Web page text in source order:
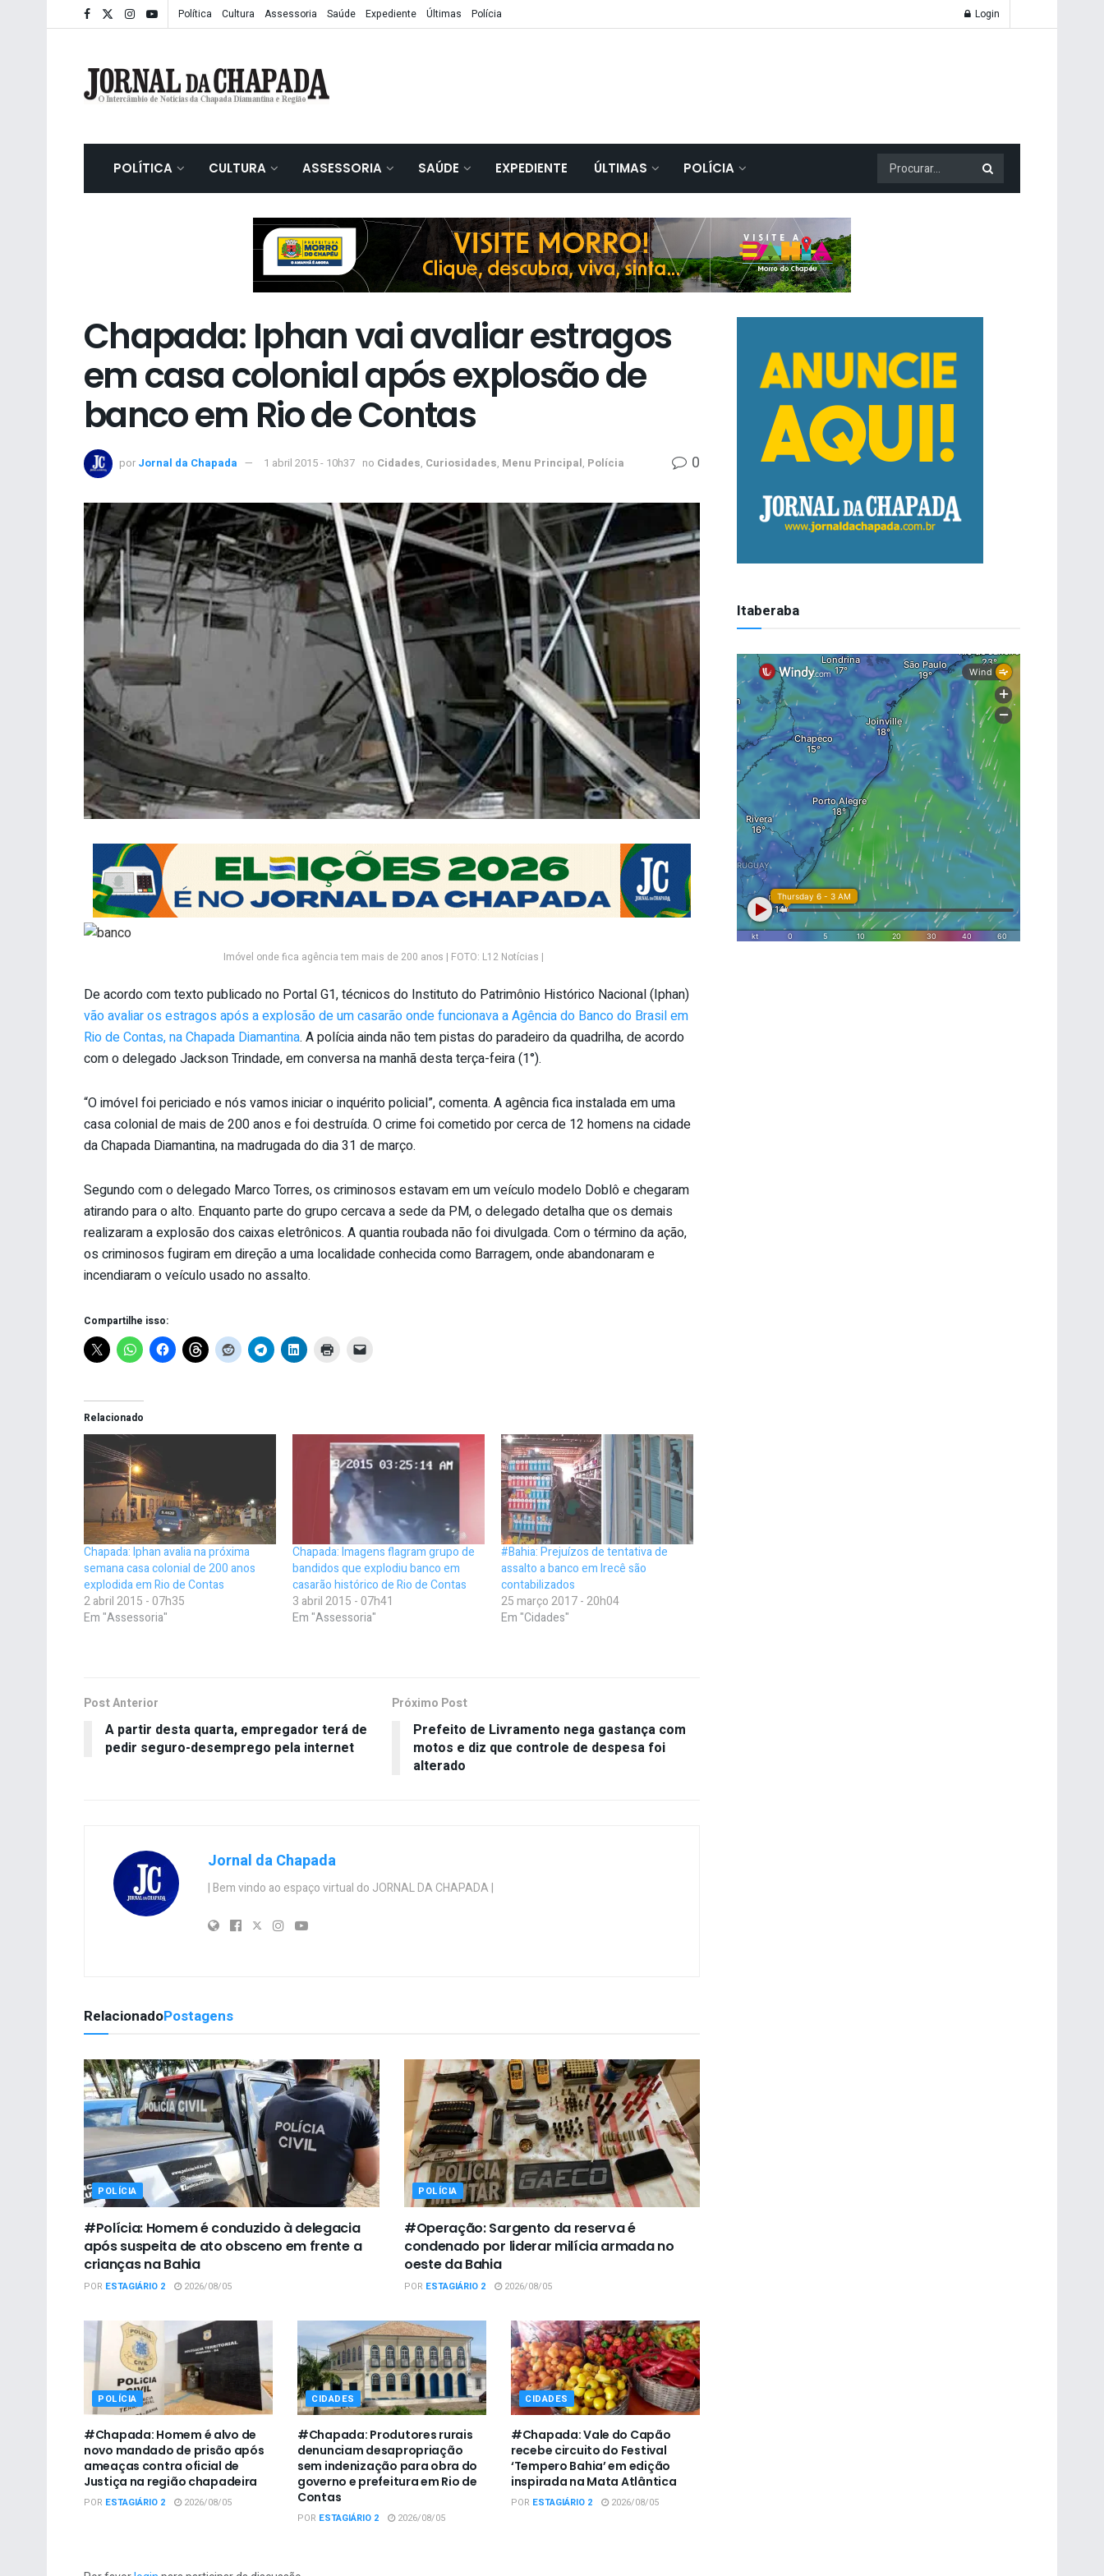
Política Cultura Assessoria Saúde Expediente Últimas Polícia Login
POLÍTICA CULTURA ASSESSORIA SAÚDE EXPEDIENTE ÚLTIMAS POLÍCIA
Chapada: Iphan vai avaliar estragos
em casa colonial após explosão de
banco em Rio de Contas
por Jornal da Chapada 1 abril 2015 - 10h37 no Cidades, Curiosidades, Menu Principal, Polícia 0
Imóvel onde fica agência tem mais de 200 anos | FOTO: L12 Notícias |
De acordo com texto publicado no Portal G1, técnicos do Instituto do Patrimônio Histórico Nacional (Iphan)
vão avaliar os estragos após a explosão de um casarão onde funcionava a Agência do Banco do Brasil em
Rio de Contas, na Chapada Diamantina. A polícia ainda não tem pistas do paradeiro da quadrilha, de acordo
com o delegado Jackson Trindade, em conversa na manhã desta terça-feira (1°).
“O imóvel foi periciado e nós vamos iniciar o inquérito policial”, comenta. A agência fica instalada em uma
casa colonial de mais de 200 anos e foi destruída. O crime foi cometido por cerca de 12 homens na cidade
da Chapada Diamantina, na madrugada do dia 31 de março.
Segundo com o delegado Marco Torres, os criminosos estavam em um veículo modelo Doblô e chegaram
atirando para o alto. Enquanto parte do grupo cercava a sede da PM, o delegado detalha que os demais
realizaram a explosão dos caixas eletrônicos. A quantia roubada não foi divulgada. Com o término da ação,
os criminosos fugiram em direção a uma localidade conhecida como Barragem, onde abandonaram e
incendiaram o veículo usado no assalto.
Compartilhe isso:
Relacionado
Chapada: Iphan avalia na próxima
semana casa colonial de 200 anos
explodida em Rio de Contas
2 abril 2015 - 07h35
Em "Assessoria"
Chapada: Imagens flagram grupo de
bandidos que explodiu banco em
casarão histórico de Rio de Contas
3 abril 2015 - 07h41
Em "Assessoria"
#Bahia: Prejuízos de tentativa de
assalto a banco em Irecê são
contabilizados
25 março 2017 - 20h04
Em "Cidades"
Post Anterior
A partir desta quarta, empregador terá de
pedir seguro-desemprego pela internet
Próximo Post
Prefeito de Livramento nega gastança com
motos e diz que controle de despesa foi
alterado
Jornal da Chapada
| Bem vindo ao espaço virtual do JORNAL DA CHAPADA |
RelacionadoPostagens
POLÍCIA
#Polícia: Homem é conduzido à delegacia
após suspeita de ato obsceno em frente a
crianças na Bahia
POR ESTAGIÁRIO 2 2026/08/05
POLÍCIA
#Operação: Sargento da reserva é
condenado por liderar milícia armada no
oeste da Bahia
POR ESTAGIÁRIO 2 2026/08/05
POLÍCIA
#Chapada: Homem é alvo de
novo mandado de prisão após
ameaças contra oficial de
Justiça na região chapadeira
POR ESTAGIÁRIO 2 2026/08/05
CIDADES
#Chapada: Produtores rurais
denunciam desapropriação
sem indenização para obra do
governo e prefeitura em Rio de
Contas
POR ESTAGIÁRIO 2 2026/08/05
CIDADES
#Chapada: Vale do Capão
recebe circuito do Festival
‘Tempero Bahia’ em edição
inspirada na Mata Atlântica
POR ESTAGIÁRIO 2 2026/08/05
Itaberaba